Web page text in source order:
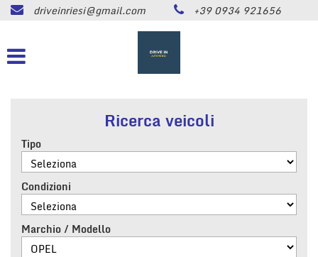
HOME
LISTA VEICOLI
CONTATTI
NEWS
AREA COMMERCIANTI
driveinriesi@gmail.com +39 0934 921656
Ricerca veicoli
Tipo
Condizioni
Marchio / Modello
preferenze
di
pannello
ti
consente
di
esprimere
tue
preferenze